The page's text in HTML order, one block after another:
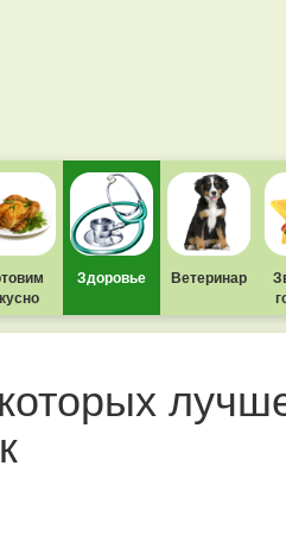
Здоровье Ветеринар